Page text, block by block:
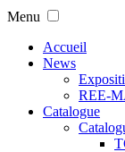
Menu
Accueil
News
REE-
Catalogue